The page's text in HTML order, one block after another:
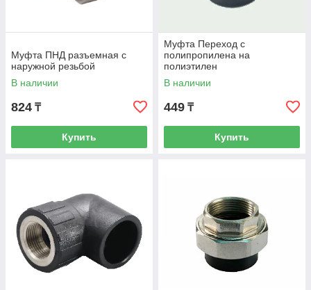
Муфта ПНД разъемная с
наружной резьбой
В наличии
824 ₸
Купить
Муфта Переход с
полипропилена на
полиэтилен
В наличии
449 ₸
Купить